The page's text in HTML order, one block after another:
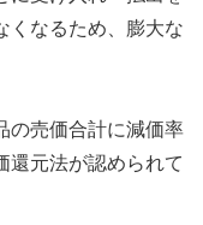
くなるため、膨大な
の売価合計に減価率
還元法が認められて